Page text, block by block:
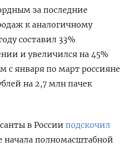
за последние
к аналогичному
составил 33%
и увеличился на 45%
с января по март россияне
на 2,7 млн пачек
в России подскочил
начала полномасштабной